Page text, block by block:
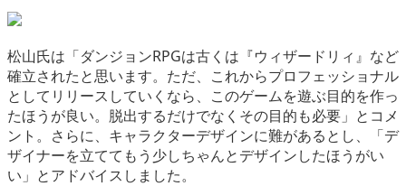
松山氏は「ダンジョンRPGは古くは『ウィザードリィ』など
確立されたと思います。ただ、これからプロフェッショナル
としてリリースしていくなら、このゲームを遊ぶ目的を作っ
たほうが良い。脱出するだけでなくその目的も必要」とコメ
ント。さらに、キャラクターデザインに難があるとし、「デ
ザイナーを立ててもう少しちゃんとデザインしたほうがい
い」とアドバイスしました。